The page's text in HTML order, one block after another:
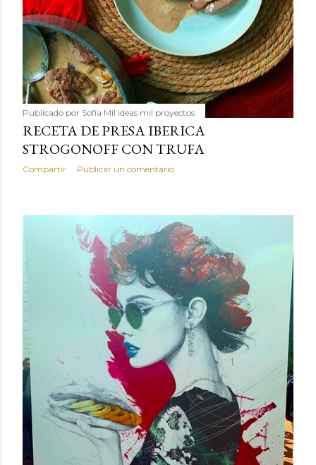
Publicado por Sofía Mil ideas mil proyectos
RECETA DE PRESA IBERICA
STROGONOFF CON TRUFA
Compartir Publicar un comentario